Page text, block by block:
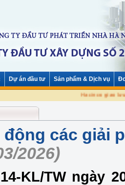
Dự án đầu tư Sản phẩm & Dịch vụ
Hacinco giao lưu
động các giải
2026)
KL/TW ngày